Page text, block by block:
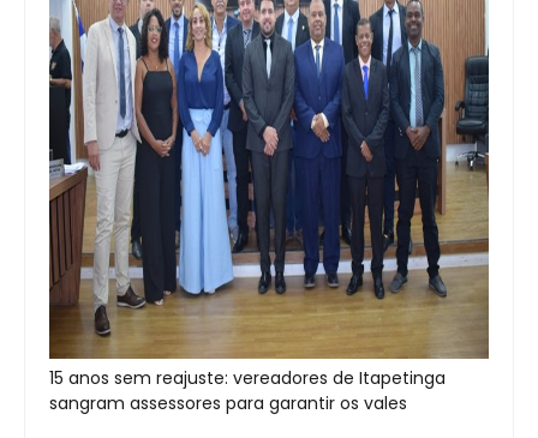
15 anos sem reajuste: vereadores de Itapetinga
sangram assessores para garantir os vales